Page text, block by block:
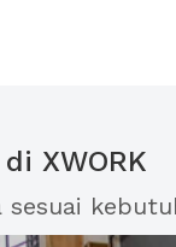
XWORK